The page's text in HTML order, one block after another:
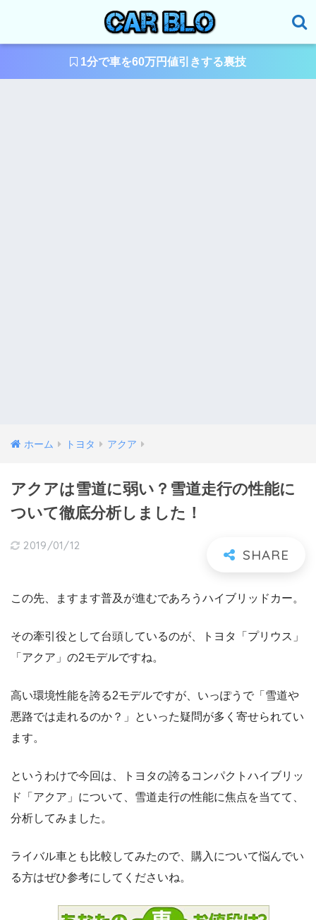
1分で車を60万円値引きする裏技
ホーム トヨタ アクア
アクアは雪道に弱い？雪道走行の性能に
ついて徹底分析しました！
2019/01/12
この先、ますます普及が進むであろうハイブリッドカー。
その牽引役として台頭しているのが、トヨタ「プリウス」
「アクア」の2モデルですね。
高い環境性能を誇る2モデルですが、いっぽうで「雪道や
悪路では走れるのか？」といった疑問が多く寄せられてい
ます。
というわけで今回は、トヨタの誇るコンパクトハイブリッ
ド「アクア」について、雪道走行の性能に焦点を当てて、
分析してみました。
ライバル車とも比較してみたので、購入について悩んでい
る方はぜひ参考にしてくださいね。